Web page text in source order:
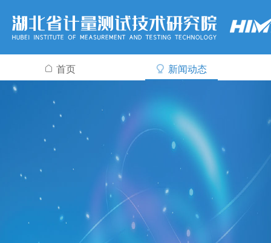
首页 新闻动态